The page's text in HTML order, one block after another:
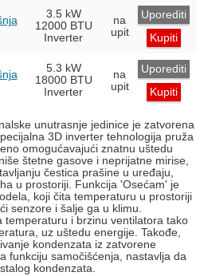
3.5 kW
12000 BTU
Inverter
na
upit
Uporediti
Kupiti
5.3 kW
18000 BTU
Inverter
na
upit
Uporediti
Kupiti
unutrasnje jedinice je zatvorena
3D inverter tehnologija pruža
omogućavajući znatnu uštedu
štetne gasove i neprijatne mirise,
čestica prašine u uređaju,
u prostoriji. Funkcija 'Osećam' je
koji čita temperaturu u prostoriji
senzore i šalje ga u klimu.
temperaturu i brzinu ventilatora tako
uz uštedu energije. Takođe,
kondenzata iz zatvorene
funkciju samočišćenja, nastavlja da
kondenzata.